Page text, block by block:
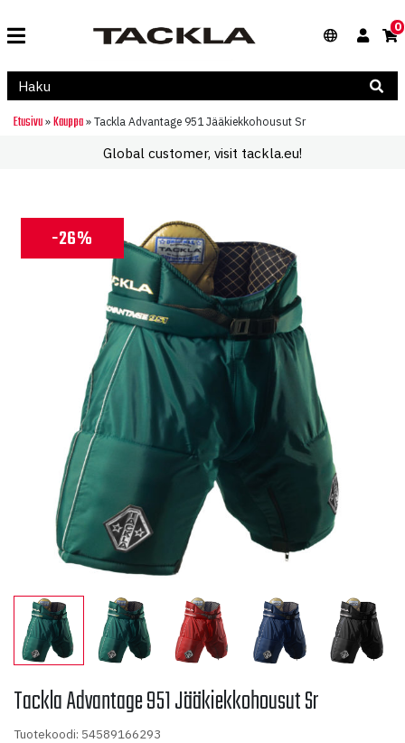
0
Etusivu » Kauppa » Tackla Advantage 951 Jääkiekkohousut Sr
Global customer, visit tackla.eu!
-26%
Tackla Advantage 951 Jääkiekkohousut Sr
Tuotekoodi: 54589166293